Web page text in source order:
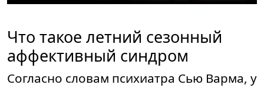
Что такое летний сезонный
аффективный синдром
Согласно словам психиатра Сью Варма, у